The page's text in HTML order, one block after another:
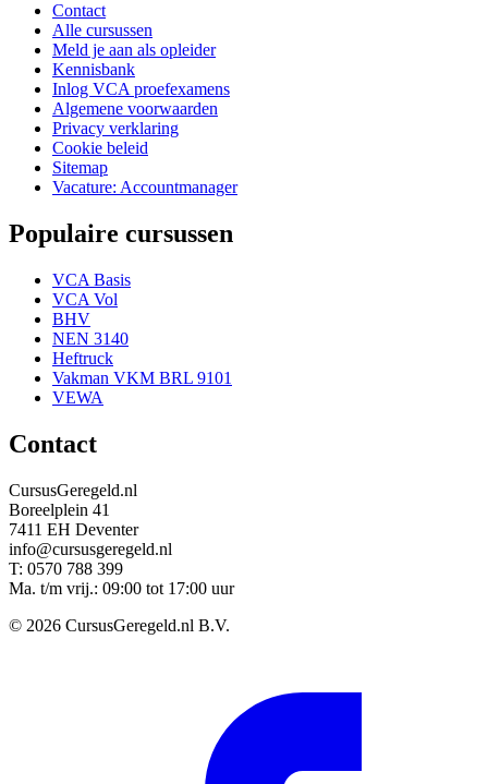
Contact
Alle cursussen
Meld je aan als opleider
Kennisbank
Inlog VCA proefexamens
Algemene voorwaarden
Privacy verklaring
Cookie beleid
Sitemap
Vacature: Accountmanager
Populaire cursussen
VCA Basis
VCA Vol
BHV
NEN 3140
Heftruck
Vakman VKM BRL 9101
VEWA
Contact
CursusGeregeld.nl
Boreelplein 41
7411 EH Deventer
info@cursusgeregeld.nl
T: 0570 788 399
Ma. t/m vrij.: 09:00 tot 17:00 uur
© 2026 CursusGeregeld.nl B.V.